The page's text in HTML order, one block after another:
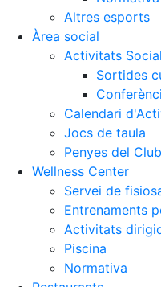
Altres esports
Àrea social
Activitats
Sortides
Calendari
Jocs de taula
Penyes del Club
Wellness Center
Servei de
Entrenaments
Activitats
Piscina
Normativa